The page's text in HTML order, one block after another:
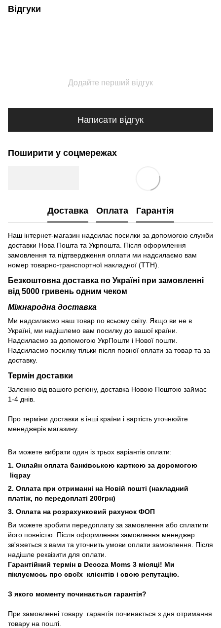
Відгуки
Додайте перший відгук
Написати відгук
Поширити у соцмережах
Доставка Оплата Гарантія
Наш інтернет-магазин надсилає посилки за допомогою служби
доставки Нова Пошта та Укрпошта. Після оформлення
замовлення та підтвердження оплати ми надсилаємо вам
номер товарно-транспортної накладної (ТТН).
Безкоштовна доставка по Україні при замовленні
від 5000 гривень одним чеком
Міжнародна доставка
Ми надсилаємо наш товар по всьому світу. Якщо ви не в
Україні, ми надішлемо вам посилку до вашої країни.
Надсилаємо за допомогою УкрПошти і Нової пошти.
Надсилаємо посилку тільки після повної оплати за товар та за
доставку.
Термін доставки
Залежно від вашого регіону, доставка Новою Поштою займає
1-4 днів.
Про терміни доставки в інші країни і вартість уточнюйте
менеджерів магазину.
Ви можете вибрати один із трьох варіантів оплати:
1. Онлайн оплата банківською карткою за доромогою
liqpay
2. Оплата при отриманні на Новій пошті (накладний
платіж, по передоплаті 200грн)
3. Оплата на розрахунковий рахунок ФОП
Ви можете зробити передоплату за замовлення або сплатити
його повністю. Після оформлення замовлення менеджер
зв'яжеться з вами та уточнить умови оплати замовлення. Після
надішле реквізити для оплати.
Гарантійний термін в Decoza Moms 3 місяці! Ми
піклуємось про своїх клієнтів і свою репутацію.
З якого моменту починається гарантія?
При замовленні товару гарантія починається з дня отримання
товару на пошті.